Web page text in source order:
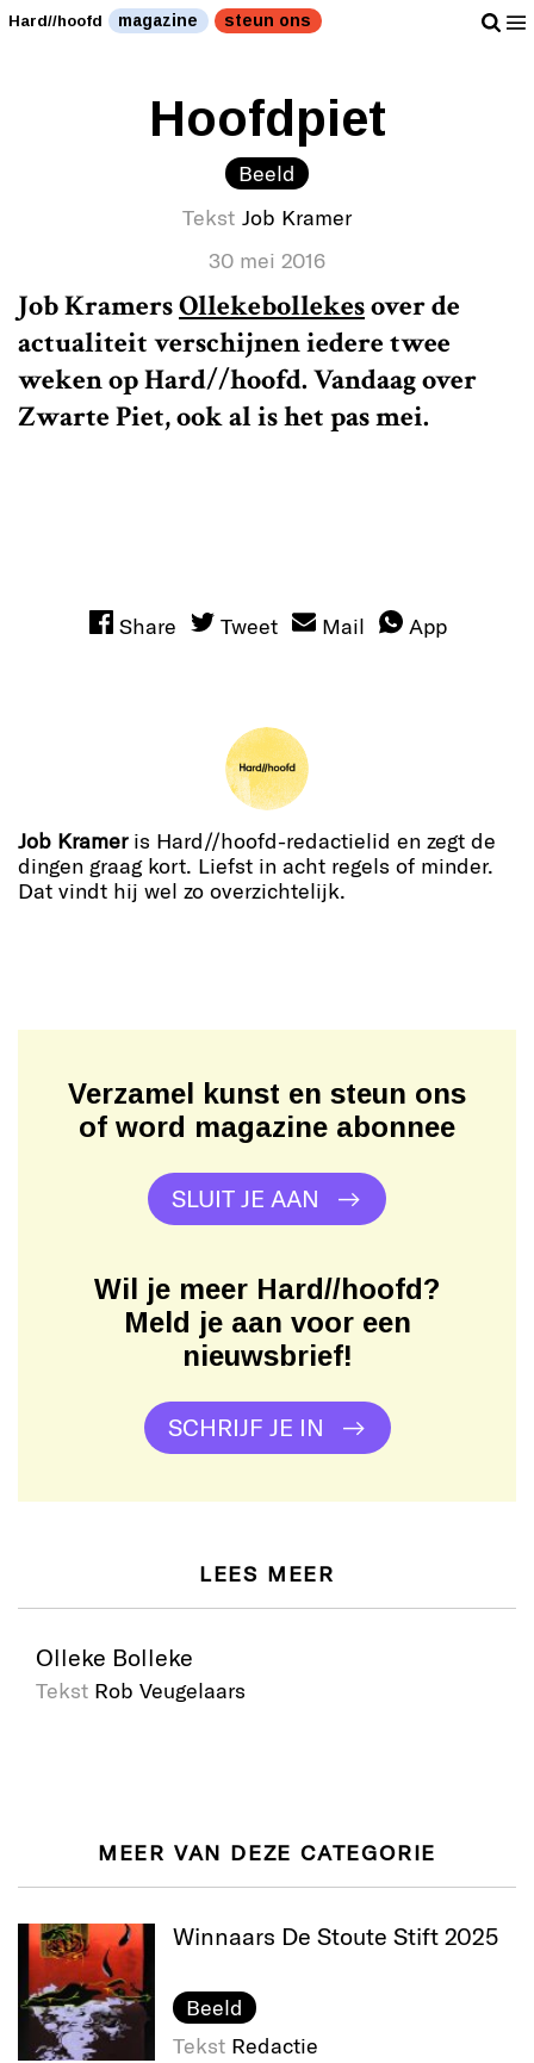
Hard//hoofd magazine steun ons
Hoofdpiet
Beeld
Tekst Job Kramer
30 mei 2016
Job KramersOllekebollekesover de
actualiteit verschijnen iedere twee
weken op Hard//hoofd. Vandaag over
Zwarte Piet, ook al is het pas mei.
Share Tweet Mail App
Job Krameris Hard//hoofd-redactielid en zegt de
dingen graag kort. Liefst in acht regels of minder.
Dat vindt hij wel zo overzichtelijk.
Verzamel kunst en steun ons
of word magazine abonnee
SLUIT JE AAN
Wil je meer Hard//hoofd?
Meld je aan voor een
nieuwsbrief!
SCHRIJF JE IN
LEES MEER
Olleke Bolleke
Tekst Rob Veugelaars
MEER VAN DEZE CATEGORIE
Winnaars De Stoute Stift 2025
Beeld
Tekst Redactie